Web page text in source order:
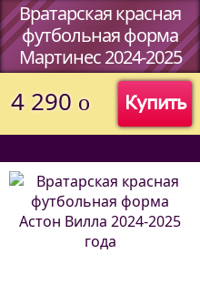
Вратарская красная
футбольная форма
Мартинес 2024-2025
Купить
4 290 o